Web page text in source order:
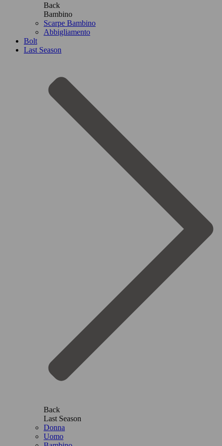
Back
Bambino
Scarpe Bambino
Abbigliamento
Bolt
Last Season
Back
Last Season
Donna
Uomo